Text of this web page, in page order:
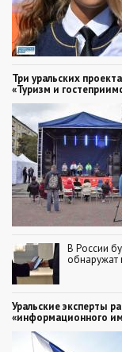
Три уральских
«Туризм и
В России
Уральские эксперты
«информационного